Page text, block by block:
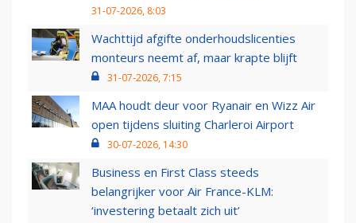
31-07-2026, 8:03
Wachttijd afgifte onderhoudslicenties
monteurs neemt af, maar krapte blijft
31-07-2026, 7:15
MAA houdt deur voor Ryanair en Wizz Air
open tijdens sluiting Charleroi Airport
30-07-2026, 14:30
Business en First Class steeds
belangrijker voor Air France-KLM:
‘investering betaalt zich uit’